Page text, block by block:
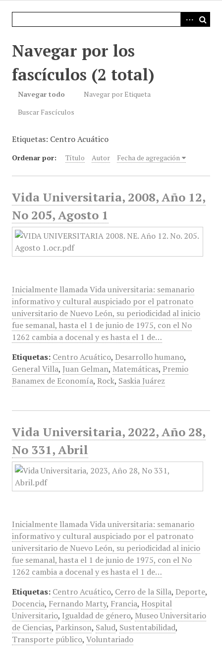
Navegar por los
fascículos (2 total)
Navegar todo
Navegar por Etiqueta
Buscar Fascículos
Etiquetas: Centro Acuático
Ordenar por: Título Autor Fecha de agregación
Vida Universitaria, 2008, Año 12,
No 205, Agosto 1
Inicialmente llamada Vida universitaria: semanario
informativo y cultural auspiciado por el patronato
universitario de Nuevo León, su periodicidad al inicio
fue semanal, hasta el 1 de junio de 1975, con el No
1262 cambia a docenal y es hasta el 1 de…
Etiquetas: Centro Acuático, Desarrollo humano,
General Villa, Juan Gelman, Matemáticas, Premio
Banamex de Economía, Rock, Saskia Juárez
Vida Universitaria, 2022, Año 28,
No 331, Abril
Inicialmente llamada Vida universitaria: semanario
informativo y cultural auspiciado por el patronato
universitario de Nuevo León, su periodicidad al inicio
fue semanal, hasta el 1 de junio de 1975, con el No
1262 cambia a docenal y es hasta el 1 de…
Etiquetas: Centro Acuático, Cerro de la Silla, Deporte,
Docencia, Fernando Marty, Francia, Hospital
Universitario, Igualdad de género, Museo Universitario
de Ciencias, Parkinson, Salud, Sustentabilidad,
Transporte público, Voluntariado